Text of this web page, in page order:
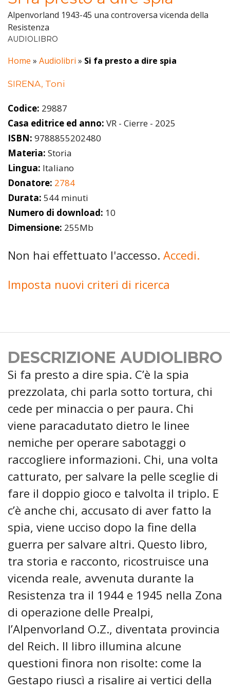
Alpenvorland 1943-45 una controversa vicenda della
Resistenza
AUDIOLIBRO
Home » Audiolibri » Si fa presto a dire spia
SIRENA, Toni
Codice: 29887
Casa editrice ed anno: VR - Cierre - 2025
ISBN: 9788855202480
Materia: Storia
Lingua: Italiano
Donatore: 2784
Durata: 544 minuti
Numero di download: 10
Dimensione: 255Mb
Non hai effettuato l'accesso. Accedi.
Imposta nuovi criteri di ricerca
DESCRIZIONE AUDIOLIBRO
Si fa presto a dire spia. C’è la spia
prezzolata, chi parla sotto tortura, chi
cede per minaccia o per paura. Chi
viene paracadutato dietro le linee
nemiche per operare sabotaggi o
raccogliere informazioni. Chi, una volta
catturato, per salvare la pelle sceglie di
fare il doppio gioco e talvolta il triplo. E
c’è anche chi, accusato di aver fatto la
spia, viene ucciso dopo la fine della
guerra per salvare altri. Questo libro,
tra storia e racconto, ricostruisce una
vicenda reale, avvenuta durante la
Resistenza tra il 1944 e 1945 nella Zona
di operazione delle Prealpi,
l’Alpenvorland O.Z., diventata provincia
del Reich. Il libro illumina alcune
questioni finora non risolte: come la
Gestapo riuscì a risalire ai vertici della